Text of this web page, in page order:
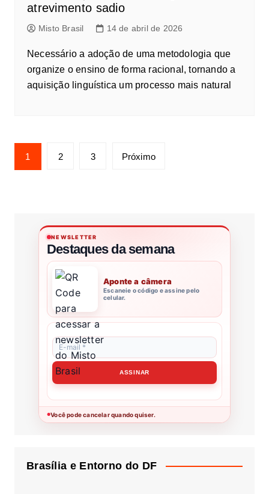
atrevimento sadio
Misto Brasil 14 de abril de 2026
Necessário a adoção de uma metodologia que
organize o ensino de forma racional, tornando a
aquisição linguística um processo mais natural
1 2 3 Próximo
NEWSLETTER
Destaques da semana
Aponte a câmera
Escaneie o código e assine pelo
celular.
●Você pode cancelar quando quiser.
Brasília e Entorno do DF